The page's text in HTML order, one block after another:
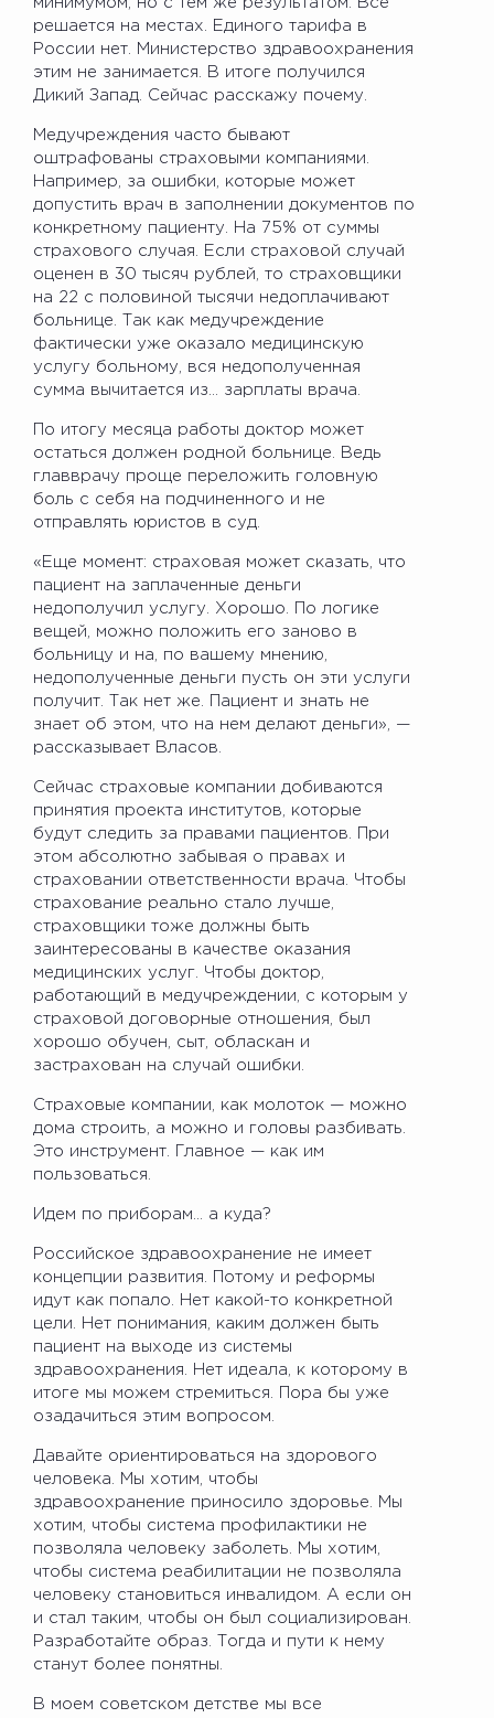
решается на местах. Единого тарифа в
России нет. Министерство здравоохранения
этим не занимается. В итоге получился
Дикий Запад. Сейчас расскажу почему.
Медучреждения часто бывают
оштрафованы страховыми компаниями.
Например, за ошибки, которые может
допустить врач в заполнении документов по
конкретному пациенту. На 75% от суммы
страхового случая. Если страховой случай
оценен в 30 тысяч рублей, то страховщики
на 22 с половиной тысячи недоплачивают
больнице. Так как медучреждение
фактически уже оказало медицинскую
услугу больному, вся недополученная
сумма вычитается из… зарплаты врача.
По итогу месяца работы доктор может
остаться должен родной больнице. Ведь
главврачу проще переложить головную
боль с себя на подчиненного и не
отправлять юристов в суд.
«Еще момент: страховая может сказать, что
пациент на заплаченные деньги
недополучил услугу. Хорошо. По логике
вещей, можно положить его заново в
больницу и на, по вашему мнению,
недополученные деньги пусть он эти услуги
получит. Так нет же. Пациент и знать не
знает об этом, что на нем делают деньги», —
рассказывает Власов.
Сейчас страховые компании добиваются
принятия проекта институтов, которые
будут следить за правами пациентов. При
этом абсолютно забывая о правах и
страховании ответственности врача. Чтобы
страхование реально стало лучше,
страховщики тоже должны быть
заинтересованы в качестве оказания
медицинских услуг. Чтобы доктор,
работающий в медучреждении, с которым у
страховой договорные отношения, был
хорошо обучен, сыт, обласкан и
застрахован на случай ошибки.
Страховые компании, как молоток — можно
дома строить, а можно и головы разбивать.
Это инструмент. Главное — как им
пользоваться.
Идем по приборам… а куда?
Российское здравоохранение не имеет
концепции развития. Потому и реформы
идут как попало. Нет какой-то конкретной
цели. Нет понимания, каким должен быть
пациент на выходе из системы
здравоохранения. Нет идеала, к которому в
итоге мы можем стремиться. Пора бы уже
озадачиться этим вопросом.
Давайте ориентироваться на здорового
человека. Мы хотим, чтобы
здравоохранение приносило здоровье. Мы
хотим, чтобы система профилактики не
позволяла человеку заболеть. Мы хотим,
чтобы система реабилитации не позволяла
человеку становиться инвалидом. А если он
и стал таким, чтобы он был социализирован.
Разработайте образ. Тогда и пути к нему
станут более понятны.
В моем советском детстве мы все